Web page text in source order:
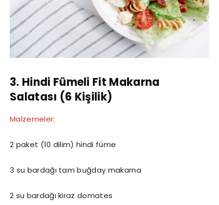
3. Hindi Fümeli Fit Makarna
Salatası (6 Kişilik)
Malzemeler:
2 paket (10 dilim) hindi füme
3 su bardağı tam buğday makarna
2 su bardağı kiraz domates